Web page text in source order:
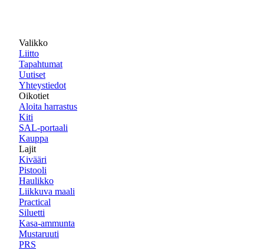
Valikko
Liitto
Tapahtumat
Uutiset
Yhteystiedot
Oikotiet
Aloita harrastus
Kiti
SAL-portaali
Kauppa
Lajit
Kivääri
Pistooli
Haulikko
Liikkuva maali
Practical
Siluetti
Kasa-ammunta
Mustaruuti
PRS